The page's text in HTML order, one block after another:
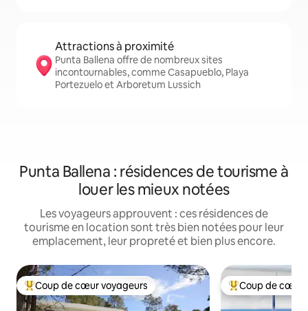
Attractions à proximité
Punta Ballena offre de nombreux sites
incontournables, comme Casapueblo, Playa
Portezuelo et Arboretum Lussich
Punta Ballena : résidences de tourisme à
louer les mieux notées
Les voyageurs approuvent : ces résidences de
tourisme en location sont très bien notées pour leur
emplacement, leur propreté et bien plus encore.
Coups de cœur voyageurs les plus appréciés
Coup de cœur voyageurs Coups de cœur
Coup de cœur